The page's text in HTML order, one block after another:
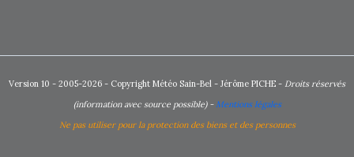
Version 10 - 2005-2026 - Copyright Météo Sain-Bel - Jérôme PICHE - Droits réservés
(information avec source possible) -Mentions légales
Ne pas utiliser pour la protection des biens et des personnes